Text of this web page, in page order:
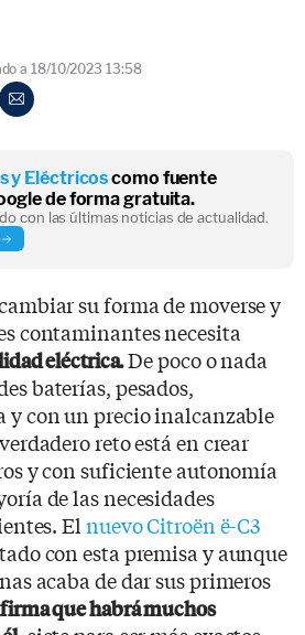
a 18/10/2023 13:58
y Eléctricoscomo fuente
de forma gratuita.
con las últimas noticias de actualidad.
su forma de moverse y
contaminantes necesita
eléctrica.De poco o nada
baterías, pesados,
y con un precio inalcanzable
reto está en crear
y con suficiente autonomía
de las necesidades
El nuevo Citroën ë-C3
con esta premisa y aunque
acaba de dar sus primeros
que habrá muchos